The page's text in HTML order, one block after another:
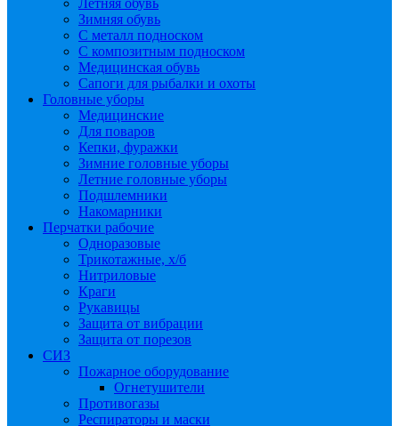
Летняя обувь
Зимняя обувь
С металл подноском
С композитным подноском
Медицинская обувь
Сапоги для рыбалки и охоты
Головные уборы
Медицинские
Для поваров
Кепки, фуражки
Зимние головные уборы
Летние головные уборы
Подшлемники
Накомарники
Перчатки рабочие
Одноразовые
Трикотажные, х/б
Нитриловые
Краги
Рукавицы
Защита от вибрации
Защита от порезов
СИЗ
Пожарное оборудование
Огнетушители
Противогазы
Респираторы и маски